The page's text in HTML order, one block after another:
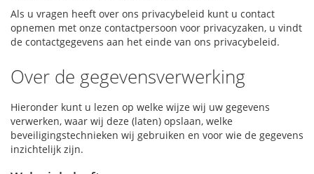
Als u vragen heeft over ons privacybeleid kunt u contact
opnemen met onze contactpersoon voor privacyzaken, u vindt
de contactgegevens aan het einde van ons privacybeleid.
Over de gegevensverwerking
Hieronder kunt u lezen op welke wijze wij uw gegevens
verwerken, waar wij deze (laten) opslaan, welke
beveiligingstechnieken wij gebruiken en voor wie de gegevens
inzichtelijk zijn.